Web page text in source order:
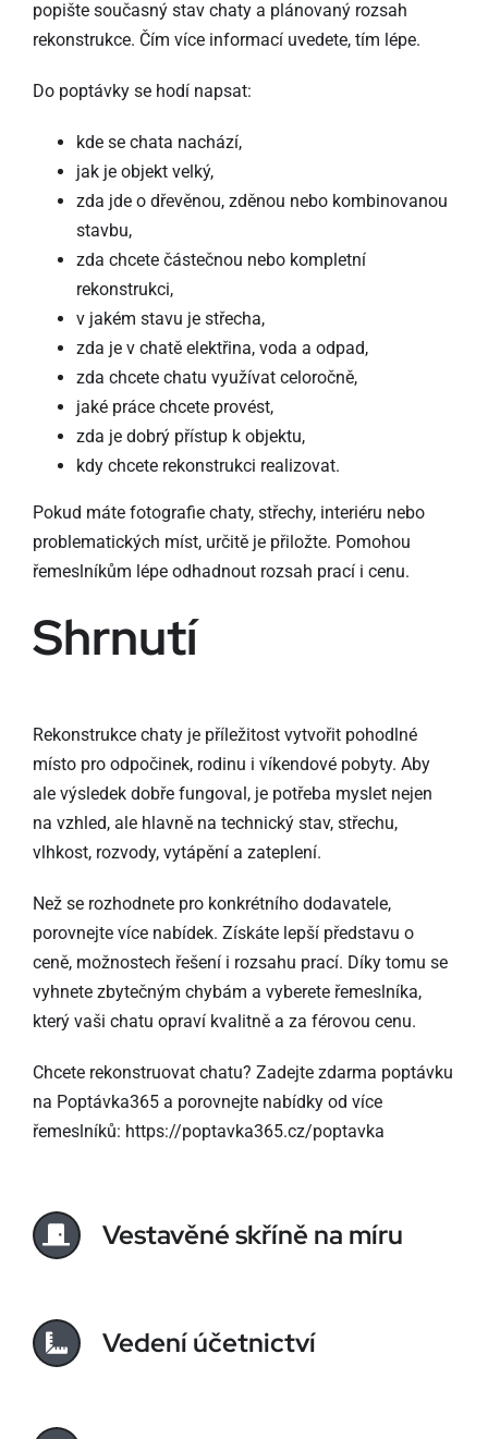
popište současný stav chaty a plánovaný rozsah
rekonstrukce. Čím více informací uvedete, tím lépe.
Do poptávky se hodí napsat:
kde se chata nachází,
jak je objekt velký,
zda jde o dřevěnou, zděnou nebo kombinovanou
stavbu,
zda chcete částečnou nebo kompletní
rekonstrukci,
v jakém stavu je střecha,
zda je v chatě elektřina, voda a odpad,
zda chcete chatu využívat celoročně,
jaké práce chcete provést,
zda je dobrý přístup k objektu,
kdy chcete rekonstrukci realizovat.
Pokud máte fotografie chaty, střechy, interiéru nebo
problematických míst, určitě je přiložte. Pomohou
řemeslníkům lépe odhadnout rozsah prací i cenu.
Shrnutí
Rekonstrukce chaty je příležitost vytvořit pohodlné
místo pro odpočinek, rodinu i víkendové pobyty. Aby
ale výsledek dobře fungoval, je potřeba myslet nejen
na vzhled, ale hlavně na technický stav, střechu,
vlhkost, rozvody, vytápění a zateplení.
Než se rozhodnete pro konkrétního dodavatele,
porovnejte více nabídek. Získáte lepší představu o
ceně, možnostech řešení i rozsahu prací. Díky tomu se
vyhnete zbytečným chybám a vyberete řemeslníka,
který vaši chatu opraví kvalitně a za férovou cenu.
Chcete rekonstruovat chatu? Zadejte zdarma poptávku
na Poptávka365 a porovnejte nabídky od více
řemeslníků: https://poptavka365.cz/poptavka
Vestavěné skříně na míru
Vedení účetnictví